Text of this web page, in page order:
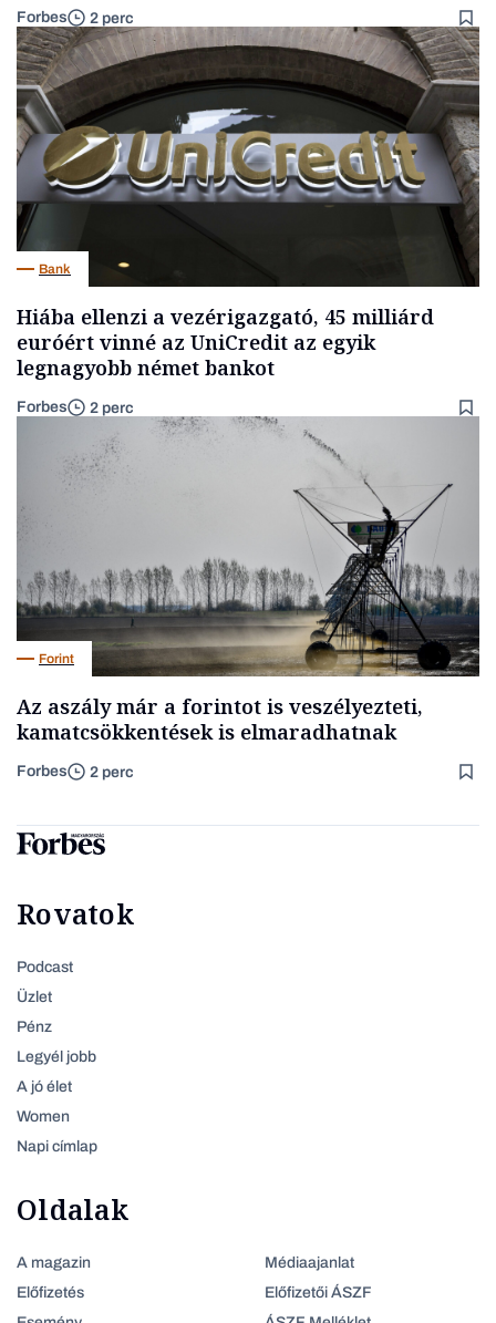
Forbes 2 perc
Bank
Hiába ellenzi a vezérigazgató, 45 milliárd
euróért vinné az UniCredit az egyik
legnagyobb német bankot
Forbes 2 perc
Forint
Az aszály már a forintot is veszélyezteti,
kamatcsökkentések is elmaradhatnak
Forbes 2 perc
Rovatok
Podcast
Üzlet
Pénz
Legyél jobb
A jó élet
Women
Napi címlap
Oldalak
A magazin
Előfizetés
Médiaajanlat
Előfizetői ÁSZF